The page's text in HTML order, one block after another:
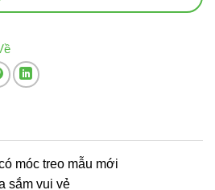
móc treo mẫu mới
sắm vui vẻ